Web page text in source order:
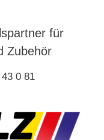
für
Zubehör
0 81